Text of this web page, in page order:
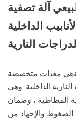
آلة تصفية
الداخلية
النارية
هي معدات متخصصة
الداخلية. وهي
المطاطية ، وضمان
الضغوط والإجهاد من